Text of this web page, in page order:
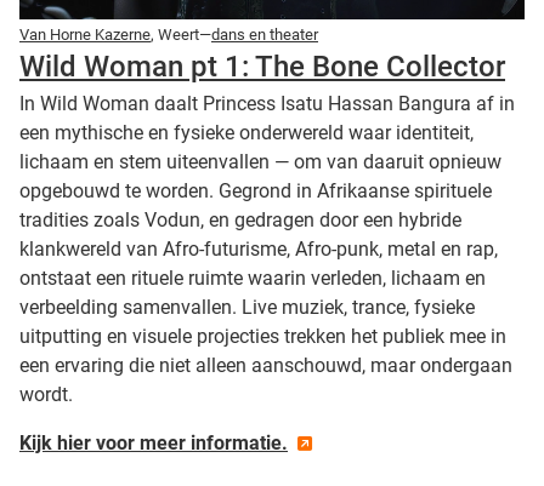
Van Horne Kazerne, Weert—dans en theater
Wild Woman pt 1: The Bone Collector
In Wild Woman daalt Princess Isatu Hassan Bangura af in
een mythische en fysieke onderwereld waar identiteit,
lichaam en stem uiteenvallen — om van daaruit opnieuw
opgebouwd te worden. Gegrond in Afrikaanse spirituele
tradities zoals Vodun, en gedragen door een hybride
klankwereld van Afro-futurisme, Afro-punk, metal en rap,
ontstaat een rituele ruimte waarin verleden, lichaam en
verbeelding samenvallen. Live muziek, trance, fysieke
uitputting en visuele projecties trekken het publiek mee in
een ervaring die niet alleen aanschouwd, maar ondergaan
wordt.
Kijk hier voor meer informatie.